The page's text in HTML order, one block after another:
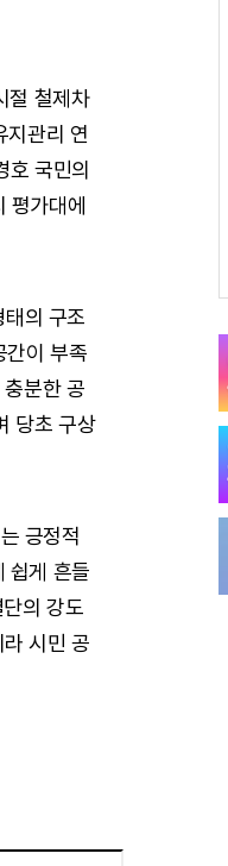
절 철제차
지관리 연
국민의
평가대에
의 구조
간이 부족
분한 공
당초 구상
긍정적
쉽게 흔들
의 강도
시민 공